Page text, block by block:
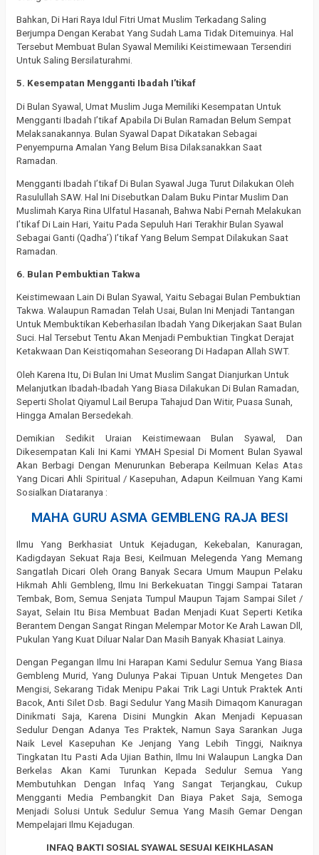
Bahkan, Di Hari Raya Idul Fitri Umat Muslim Terkadang Saling
Berjumpa Dengan Kerabat Yang Sudah Lama Tidak Ditemuinya. Hal
Tersebut Membuat Bulan Syawal Memiliki Keistimewaan Tersendiri
Untuk Saling Bersilaturahmi.
5. Kesempatan Mengganti Ibadah I’tikaf
Di Bulan Syawal, Umat Muslim Juga Memiliki Kesempatan Untuk
Mengganti Ibadah I’tikaf Apabila Di Bulan Ramadan Belum Sempat
Melaksanakannya. Bulan Syawal Dapat Dikatakan Sebagai
Penyempurna Amalan Yang Belum Bisa Dilaksanakkan Saat
Ramadan.
Mengganti Ibadah I’tikaf Di Bulan Syawal Juga Turut Dilakukan Oleh
Rasulullah SAW. Hal Ini Disebutkan Dalam Buku Pintar Muslim Dan
Muslimah Karya Rina Ulfatul Hasanah, Bahwa Nabi Pernah Melakukan
I’tikaf Di Lain Hari, Yaitu Pada Sepuluh Hari Terakhir Bulan Syawal
Sebagai Ganti (Qadha’) I’tikaf Yang Belum Sempat Dilakukan Saat
Ramadan.
6. Bulan Pembuktian Takwa
Keistimewaan Lain Di Bulan Syawal, Yaitu Sebagai Bulan Pembuktian
Takwa. Walaupun Ramadan Telah Usai, Bulan Ini Menjadi Tantangan
Untuk Membuktikan Keberhasilan Ibadah Yang Dikerjakan Saat Bulan
Suci. Hal Tersebut Tentu Akan Menjadi Pembuktian Tingkat Derajat
Ketakwaan Dan Keistiqomahan Seseorang Di Hadapan Allah SWT.
Oleh Karena Itu, Di Bulan Ini Umat Muslim Sangat Dianjurkan Untuk
Melanjutkan Ibadah-Ibadah Yang Biasa Dilakukan Di Bulan Ramadan,
Seperti Sholat Qiyamul Lail Berupa Tahajud Dan Witir, Puasa Sunah,
Hingga Amalan Bersedekah.
Demikian Sedikit Uraian Keistimewaan Bulan Syawal, Dan
Dikesempatan Kali Ini Kami YMAH Spesial Di Moment Bulan Syawal
Akan Berbagi Dengan Menurunkan Beberapa Keilmuan Kelas Atas
Yang Dicari Ahli Spiritual / Kasepuhan, Adapun Keilmuan Yang Kami
Sosialkan Diataranya :
MAHA GURU ASMA GEMBLENG RAJA BESI
Ilmu Yang Berkhasiat Untuk Kejadugan, Kekebalan, Kanuragan,
Kadigdayan Sekuat Raja Besi, Keilmuan Melegenda Yang Memang
Sangatlah Dicari Oleh Orang Banyak Secara Umum Maupun Pelaku
Hikmah Ahli Gembleng, Ilmu Ini Berkekuatan Tinggi Sampai Tataran
Tembak, Bom, Semua Senjata Tumpul Maupun Tajam Sampai Silet /
Sayat, Selain Itu Bisa Membuat Badan Menjadi Kuat Seperti Ketika
Berantem Dengan Sangat Ringan Melempar Motor Ke Arah Lawan Dll,
Pukulan Yang Kuat Diluar Nalar Dan Masih Banyak Khasiat Lainya.
Dengan Pegangan Ilmu Ini Harapan Kami Sedulur Semua Yang Biasa
Gembleng Murid, Yang Dulunya Pakai Tipuan Untuk Mengetes Dan
Mengisi, Sekarang Tidak Menipu Pakai Trik Lagi Untuk Praktek Anti
Bacok, Anti Silet Dsb. Bagi Sedulur Yang Masih Dimaqom Kanuragan
Dinikmati Saja, Karena Disini Mungkin Akan Menjadi Kepuasan
Sedulur Dengan Adanya Tes Praktek, Namun Saya Sarankan Juga
Naik Level Kasepuhan Ke Jenjang Yang Lebih Tinggi, Naiknya
Tingkatan Itu Pasti Ada Ujian Bathin, Ilmu Ini Walaupun Langka Dan
Berkelas Akan Kami Turunkan Kepada Sedulur Semua Yang
Membutuhkan Dengan Infaq Yang Sangat Terjangkau, Cukup
Mengganti Media Pembangkit Dan Biaya Paket Saja, Semoga
Menjadi Solusi Untuk Sedulur Semua Yang Masih Gemar Dengan
Mempelajari Ilmu Kejadugan.
INFAQ BAKTI SOSIAL SYAWAL SESUAI KEIKHLASAN